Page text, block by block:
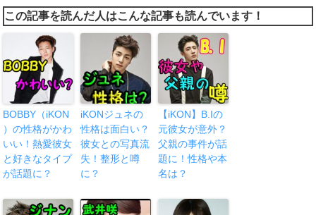
この記事を読んだ人はこんな記事も読んでいます！
BOBBY（iKON
）の性格がかわ
いい！熱愛彼女
と好きなタイプ
が話題に？
iKONジュネの
性格は面白い？
彼女との写真流
失！整形と噂
に？
【iKON】B.Iの
元彼女が意外？
父親の事件が話
題に！性格や本
名は？